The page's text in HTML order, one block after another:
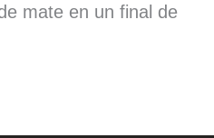
mate en un final de